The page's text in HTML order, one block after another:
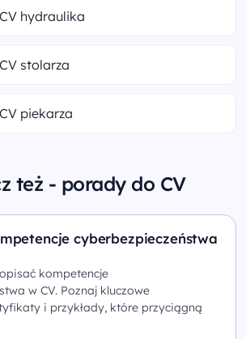
hydraulika
stolarza
piekarza
też - porady do CV
cyberbezpieczeństwa
kompetencje
w CV. Poznaj kluczowe
i przykłady, które przyciągną